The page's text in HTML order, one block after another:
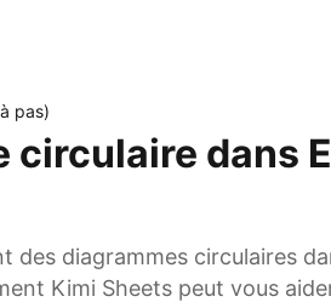
pas)
circulaire dans
diagrammes circulaires
Kimi Sheets peut vous